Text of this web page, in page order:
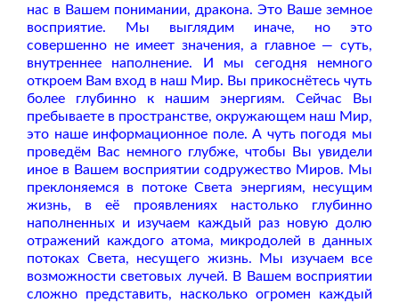
нас в Вашем понимании, дракона. Это Ваше земное
восприятие. Мы выглядим иначе, но это
совершенно не имеет значения, а главное — суть,
внутреннее наполнение. И мы сегодня немного
откроем Вам вход в наш Мир. Вы прикоснётесь чуть
более глубинно к нашим энергиям. Сейчас Вы
пребываете в пространстве, окружающем наш Мир,
это наше информационное поле. А чуть погодя мы
проведём Вас немного глубже, чтобы Вы увидели
иное в Вашем восприятии содружество Миров. Мы
преклоняемся в потоке Света энергиям, несущим
жизнь, в её проявлениях настолько глубинно
наполненных и изучаем каждый раз новую долю
отражений каждого атома, микродолей в данных
потоках Света, несущего жизнь. Мы изучаем все
возможности световых лучей. В Вашем восприятии
сложно представить, насколько огромен каждый